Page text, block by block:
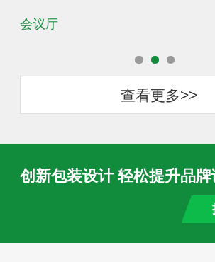
查看更多>>
创新包装设计 轻松提升品